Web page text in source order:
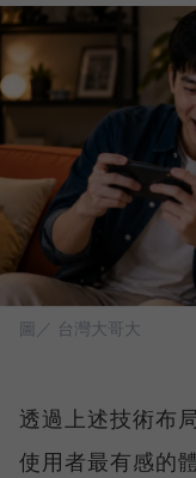
圖／ 台灣大哥大
透過上述技術布
使用者最有感的